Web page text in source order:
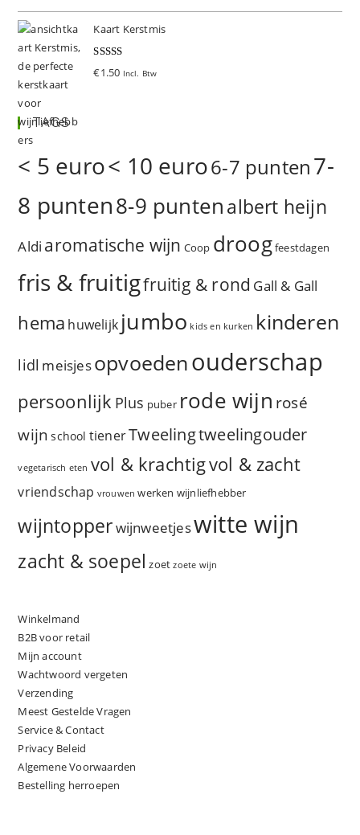
Kaart Kerstmis
Gewaardeer
€1.50 Incl. Btw
TAGS
< 5 euro< 10 euro6-7 punten7-
8 punten8-9 puntenalbert heijn
Aldi aromatische wijn Coop droogfeestdagen
fris & fruitigfruitig & rond Gall & Gall
hema huwelijk jumbo kids en kurken kinderen
lidl meisjesopvoedenouderschap
persoonlijk Plus puber rode wijn rosé
wijn school tienerTweelingtweelingouder
vegetarisch eten vol & krachtigvol & zacht
vriendschap vrouwen werken wijnliefhebber
wijntopperwijnweetjeswitte wijn
zacht & soepel zoet zoete wijn
Winkelmand
B2B voor retail
Mijn account
Wachtwoord vergeten
Verzending
Meest Gestelde Vragen
Service & Contact
Privacy Beleid
Algemene Voorwaarden
Bestelling herroepen